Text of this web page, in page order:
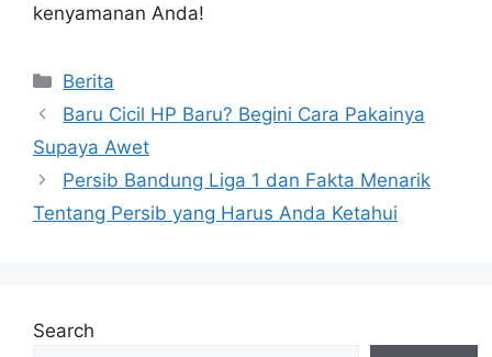
kenyamanan Anda!
Categories
Berita
Baru Cicil HP Baru? Begini Cara Pakainya
Supaya Awet
Persib Bandung Liga 1 dan Fakta Menarik
Tentang Persib yang Harus Anda Ketahui
Search